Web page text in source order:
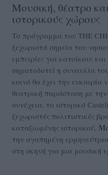
Μουσική, θέατρο
ιστορικούς χώρους
Το πρόγραμμα του THE
ξεχωριστά σημεία του
εμπειρίες για κατοίκους
σηματοδοτεί η συναυλία
κοινό θα έχει την ευκαιρία
θεατρική παράσταση με την
συνέχεια, το ιστορικό
ξεχωριστές πολιτιστικές
καταξιωμένης ιστορικού,
την αγαπημένη ερμηνεύτρια
στη σκηνή για μια μουσική